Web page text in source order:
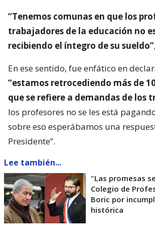
“Tenemos comunas en que los
trabajadores de la educación no
recibiendo el íntegro de su sueldo”
En ese sentido, fue enfático en
“estamos retrocediendo más de
que se refiere a demandas de los
los profesores no se les está
sobre eso esperábamos una
Presidente”.
Lee también...
"Las promesas
Colegio de
Boric por
histórica